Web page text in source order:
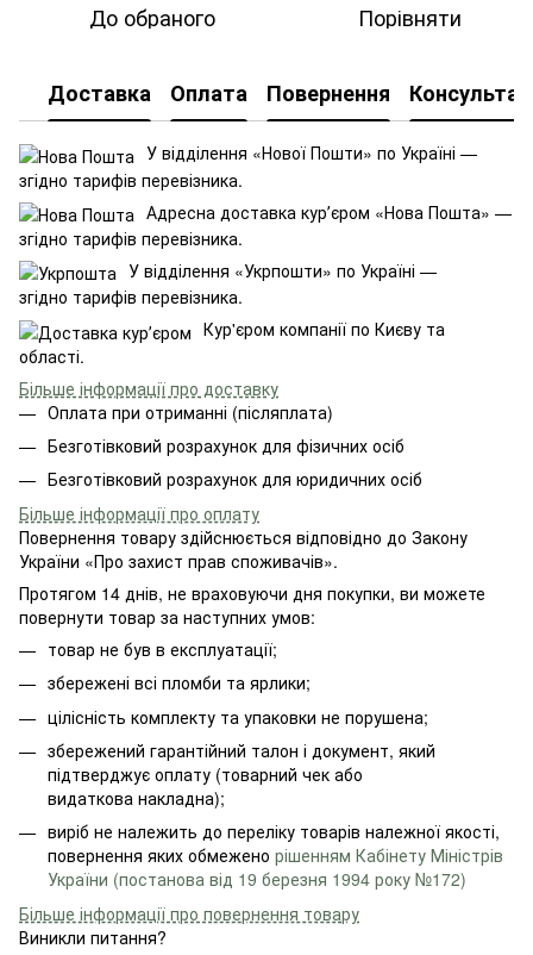
До обраного Порівняти
Доставка Оплата Повернення
У відділення «Нової Пошти» по Україні —
згідно тарифів перевізника.
Адресна доставка курʼєром «Нова Пошта» —
згідно тарифів перевізника.
У відділення «Укрпошти» по Україні —
згідно тарифів перевізника.
Кур'єром компанії по Києву та
області.
Більше інформації про доставку
Оплата при отриманні (післяплата)
Безготівковий розрахунок для фізичних осіб
Безготівковий розрахунок для юридичних осіб
Більше інформації про оплату
Повернення товару здійснюється відповідно до Закону
України «Про захист прав споживачів».
Протягом 14 днів, не враховуючи дня покупки, ви можете
повернути товар за наступних умов:
товар не був в експлуатації;
збережені всі пломби та ярлики;
цілісність комплекту та упаковки не порушена;
збережений гарантійний талон і документ, який
підтверджує оплату (товарний чек або
видаткова накладна);
виріб не належить до переліку товарів належної якості,
повернення яких обмежено рішенням Кабінету Міністрів
України (постанова від 19 березня 1994 року №172)
Більше інформації про повернення товару
Виникли питання?